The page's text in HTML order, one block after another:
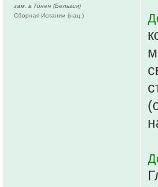
зам. в Тинен (Бельгия)
Сборная Испании (нац.)